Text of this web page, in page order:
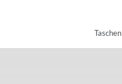
Taschen